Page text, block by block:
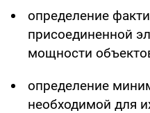
определение
присоединенной
мощности
определение
необходимой для